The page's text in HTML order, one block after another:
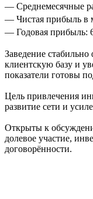
— Среднемесячные
— Чистая прибыль в
— Годовая прибыль:
Заведение
клиентскую базу и
показатели готовы
Цель привлечения
развитие сети и
Открыты к
долевое участие,
договорённости.